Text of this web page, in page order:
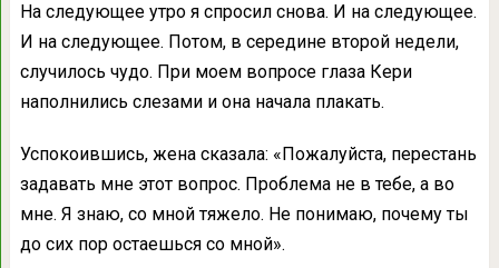
На следующее утро я спросил снова. И на следующее.
И на следующее. Потом, в середине второй недели,
случилось чудо. При моем вопросе глаза Кери
наполнились слезами и она начала плакать.
Успокоившись, жена сказала: «Пожалуйста, перестань
задавать мне этот вопрос. Проблема не в тебе, а во
мне. Я знаю, со мной тяжело. Не понимаю, почему ты
до сих пор остаешься со мной».